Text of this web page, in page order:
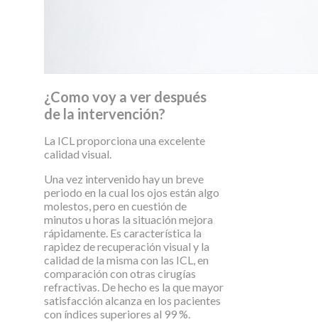
¿Como voy a ver después
de la intervención?
La ICL proporciona una excelente
calidad visual.
Una vez intervenido hay un breve
periodo en la cual los ojos están algo
molestos, pero en cuestión de
minutos u horas la situación mejora
rápidamente. Es característica la
rapidez de recuperación visual y la
calidad de la misma con las ICL, en
comparación con otras cirugías
refractivas. De hecho es la que mayor
satisfacción alcanza en los pacientes
con índices superiores al 99 %.